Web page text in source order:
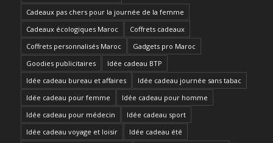
Cadeaux pas chers pour la journée de la femme
Cadeaux écologiques Maroc
Coffrets cadeaux
Coffrets personnalisés Maroc
Gadgets pro Maroc
Goodies publicitaires
Idée cadeau BTP
Idée cadeau bureau et affaires
Idée cadeau journée sans tabac
Idée cadeau pour femme
Idée cadeau pour homme
Idée cadeau pour médecin
Idée cadeau sport
Idée cadeau voyage et loisir
Idée cadeau été